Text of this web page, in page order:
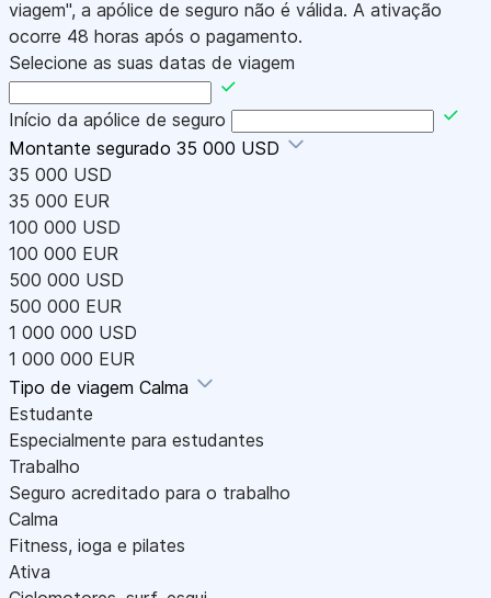
viagem", a apólice de seguro não é válida. A ativação
ocorre 48 horas após o pagamento.
Selecione as suas datas de viagem
Início da apólice de seguro
Montante segurado 35 000 USD
35 000 USD
35 000 EUR
100 000 USD
100 000 EUR
500 000 USD
500 000 EUR
1 000 000 USD
1 000 000 EUR
Tipo de viagem Calma
Estudante
Especialmente para estudantes
Trabalho
Seguro acreditado para o trabalho
Calma
Fitness, ioga e pilates
Ativa